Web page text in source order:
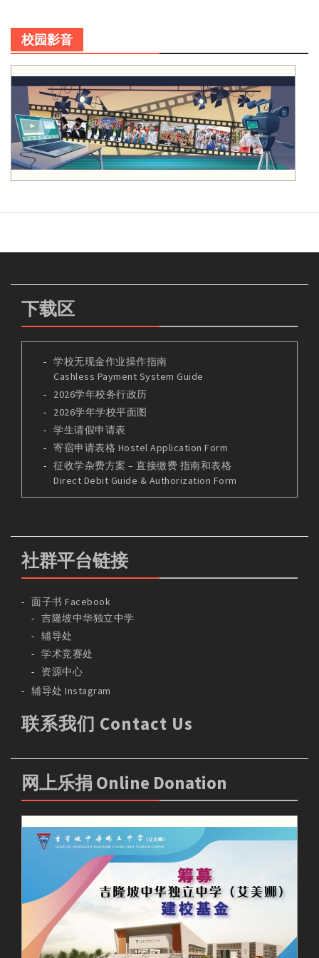
校园影音
下载区
学校无现金作业操作指南
Cashless Payment System Guide
2026学年校务行政历
2026学年学校平面图
学生请假申请表
寄宿申请表格 Hostel Application Form
征收学杂费方案 – 直接缴费 指南和表格
Direct Debit Guide & Authorization Form
社群平台链接
面子书 Facebook
吉隆坡中华独立中学
辅导处
学术竞赛处
资源中心
辅导处 Instagram
联系我们 Contact Us
网上乐捐 Online Donation